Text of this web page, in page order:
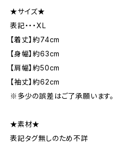
★サイズ★
表記・・・XL
【着丈】約74cm
【身幅】約63cm
【肩幅】約50cm
【袖丈】約62cm
※多少の誤差はご了承願います。
★素材★
表記タグ無しのため不詳